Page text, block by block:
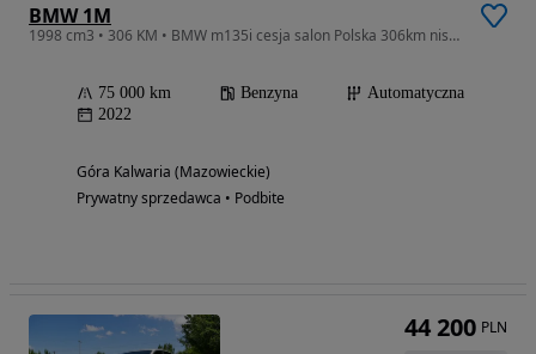
BMW 1M
1998 cm3 • 306 KM • BMW m135i cesja salon Polska 306km niski przebieg gwarancja
75 000 km Benzyna
Automatyczna
2022
Góra Kalwaria (Mazowieckie)
Prywatny sprzedawca • Podbite
44 200 PLN